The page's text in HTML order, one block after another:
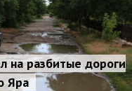
на разбитые дороги
Яра